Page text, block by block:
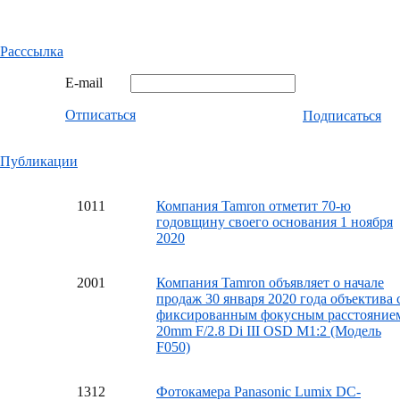
Расссылка
E-mail
Отписаться Подписаться
Публикации
1011
Компания Tamron отметит 70-ю
годовщину своего основания 1 ноября
2020
2001
Компания Tamron объявляет о начале
продаж 30 января 2020 года объектива
фиксированным фокусным
20mm F/2.8 Di III OSD M1:2 (Модель
F050)
1312 Фотокамера Panasonic Lumix DC-